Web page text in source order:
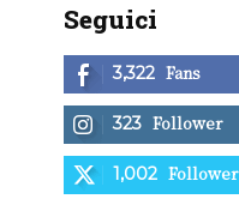
Seguici
3,322 Fans
323 Follower
1,002 Follower